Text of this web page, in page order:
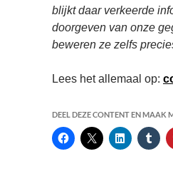
blijkt daar verkeerde
doorgeven van onze
beweren ze zelfs
Lees het allemaal op:
DEEL DEZE CONTENT EN MAAK